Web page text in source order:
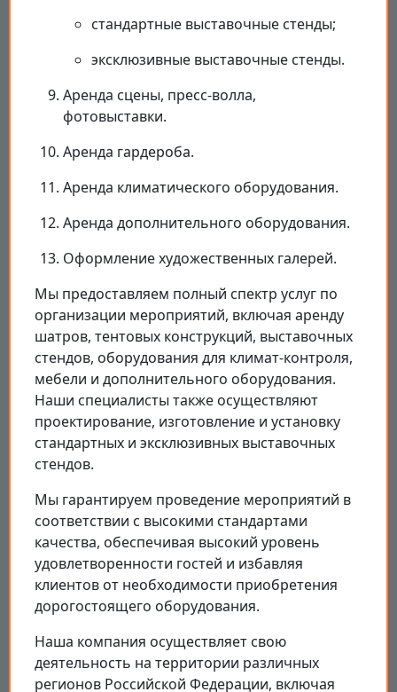
стандартные выставочные стенды;
эксклюзивные выставочные стенды.
Аренда сцены, пресс-волла,
фотовыставки.
Аренда гардероба.
Аренда климатического оборудования.
Аренда дополнительного оборудования.
Оформление художественных галерей.
Мы предоставляем полный спектр услуг по
организации мероприятий, включая аренду
шатров, тентовых конструкций, выставочных
стендов, оборудования для климат-контроля,
мебели и дополнительного оборудования.
Наши специалисты также осуществляют
проектирование, изготовление и установку
стандартных и эксклюзивных выставочных
стендов.
Мы гарантируем проведение мероприятий в
соответствии с высокими стандартами
качества, обеспечивая высокий уровень
удовлетворенности гостей и избавляя
клиентов от необходимости приобретения
дорогостоящего оборудования.
Наша компания осуществляет свою
деятельность на территории различных
регионов Российской Федерации, включая